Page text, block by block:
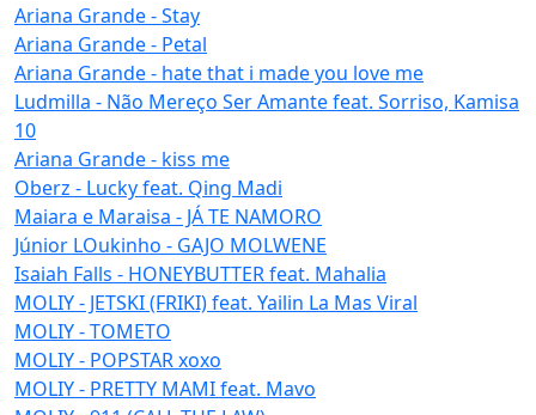
Ariana Grande - Stay
Ariana Grande - Petal
Ariana Grande - hate that i made you love me
Ludmilla - Não Mereço Ser Amante feat. Sorriso, Kamisa
10
Ariana Grande - kiss me
Oberz - Lucky feat. Qing Madi
Maiara e Maraisa - JÁ TE NAMORO
Júnior LOukinho - GAJO MOLWENE
Isaiah Falls - HONEYBUTTER feat. Mahalia
MOLIY - JETSKI (FRIKI) feat. Yailin La Mas Viral
MOLIY - TOMETO
MOLIY - POPSTAR xoxo
MOLIY - PRETTY MAMI feat. Mavo